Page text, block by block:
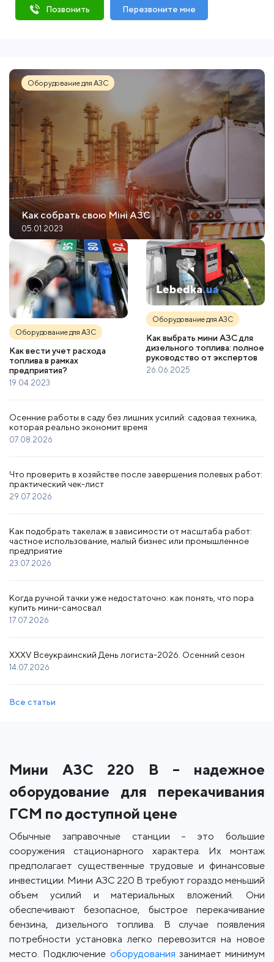
Позвонить Перезвоните мне
Оборудование для АЗС
Как собрать свою Міні АЗС
05.01.2023
Оборудование для АЗС
Как вести учет расхода
топлива в рамках
предприятия?
19.04.2023
Оборудование для АЗС
Как выбрать мини АЗС для
дизельного топлива: полное
руководство от экспертов
26.06.2025
Осенние работы в саду без лишних усилий: садовая техника,
которая реально экономит время
07.08.2026
Что проверить в хозяйстве после завершения полевых работ:
практический чек-лист
29.07.2026
Как подобрать такелаж в зависимости от масштаба работ:
частное использование, малый бизнес или промышленное
предприятие
23.07.2026
Когда ручной тачки уже недостаточно: как понять, что пора
купить мини-самосвал
17.07.2026
XXXV Всеукраинский День логиста-2026. Осенний сезон
14.07.2026
Все статьи
Мини АЗС 220 В – надежное
оборудование для перекачивания
ГСМ по доступной цене
Обычные заправочные станции – это большие
сооружения стационарного характера. Их монтаж
предполагает существенные трудовые и финансовые
инвестиции. Мини АЗС 220 В требуют гораздо меньший
объем усилий и материальных вложений. Они
обеспечивают безопасное, быстрое перекачивание
бензина, дизельного топлива. В случае появления
потребности установка легко перевозится на новое
место. Подключение оборудования занимает минимум